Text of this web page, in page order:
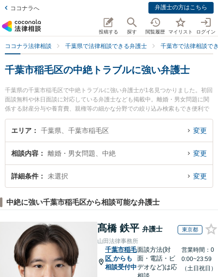
ココナラへ 弁護士の方はこちら
投稿する 探す 閲覧履歴 マイリスト ログイン
ココナラ法律相談 千葉県で法律相談できる弁護士 千葉市で法律相談で
千葉市稲毛区の中絶トラブルに強い弁護士
千葉県の千葉市稲毛区で中絶トラブルに強い弁護士が1名見つかりました。初回
面談無料や休日面談に対応している弁護士なども掲載中。離婚・男女問題に関
係する財産分与や養育費、親権等の細かな分野での絞り込み検索もでき便利で
す。特に藤尾法律事務所の藤尾 修太弁護士のプロフィール情報や弁護士費用、
強みなどが注目されています。『千葉市稲毛区で土日や夜間に発生した中絶ト
を法律相談できる千葉市稲毛区内の弁護士に相談予約したい』などでお困りの
相談者さんにおすすめです。
エリア 千葉県、千葉市稲毛区 変更
相談内容 離婚・男女問題、中絶 変更
詳細条件 未選択 変更
中絶に強い千葉市稲毛区から相談可能な弁護士
髙橋 鉄平 弁護士 東京都
山田法律事務所
千葉市稲毛
区 からも
相談受付中
面談方法(対
面・電話・ビ
デオなど)は応
営業時間：0
0:00~23:59
（土日祝日）